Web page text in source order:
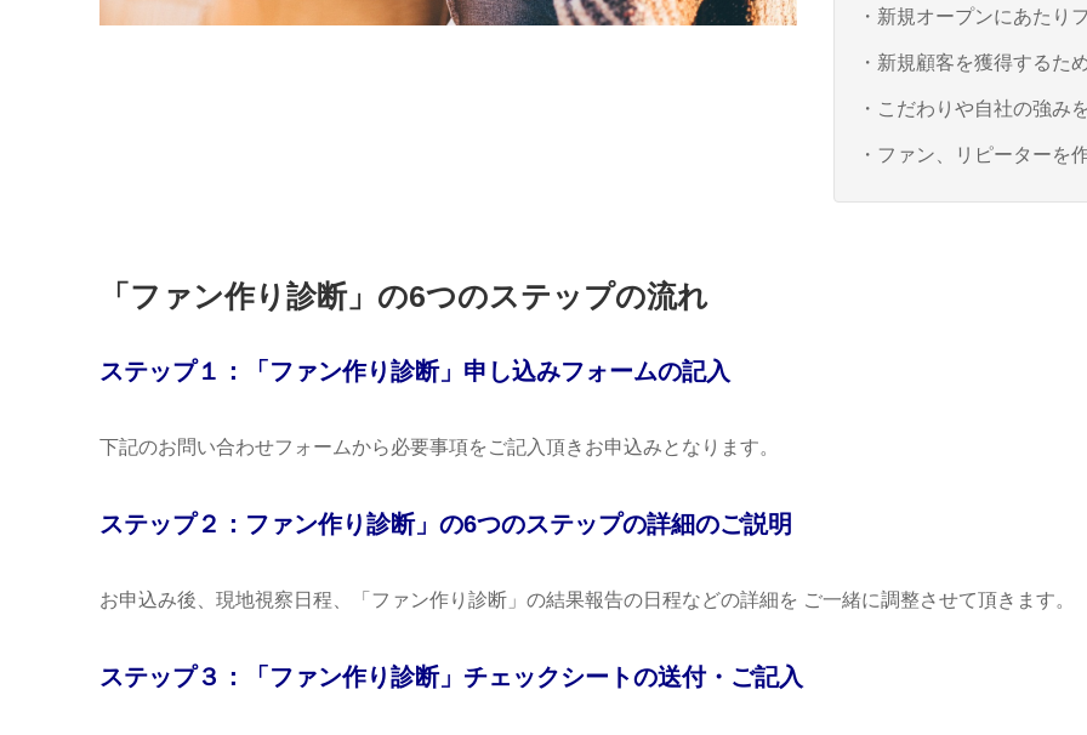
・新規オープンにあたり
・新規顧客を獲得するた
・こだわりや自社の強み
・ファン、リピーターを
「ファン作り診断」の6つのステップの流れ
ステップ１：「ファン作り診断」申し込みフォームの記入
下記のお問い合わせフォームから必要事項をご記入頂きお申込みとなります。
ステップ２：ファン作り診断」の6つのステップの詳細のご説明
お申込み後、現地視察日程、「ファン作り診断」の結果報告の日程などの詳細を ご一緒に調整させて頂きます。
ステップ３：「ファン作り診断」チェックシートの送付・ご記入